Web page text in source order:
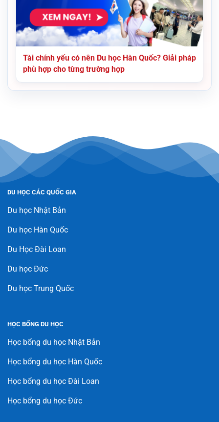
Tài chính yếu có nên Du học Hàn Quốc? Giải pháp
phù hợp cho từng trường hợp
DU HỌC CÁC QUỐC GIA
Du học Nhật Bản
Du học Hàn Quốc
Du Học Đài Loan
Du học Đức
Du học Trung Quốc
HỌC BỔNG DU HỌC
Học bổng du học Nhật Bản
Học bổng du học Hàn Quốc
Học bổng du học Đài Loan
Học bổng du học Đức